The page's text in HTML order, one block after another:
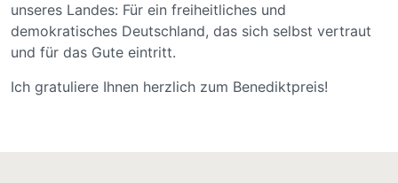
unseres Landes: Für ein freiheitliches und
demokratisches Deutschland, das sich selbst vertraut
und für das Gute eintritt.
Ich gratuliere Ihnen herzlich zum Benediktpreis!